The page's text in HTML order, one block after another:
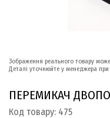
Зображення реального товару
Деталі уточнюйте у менеджера при
ПЕРЕМИКАЧ
Код товару: 475